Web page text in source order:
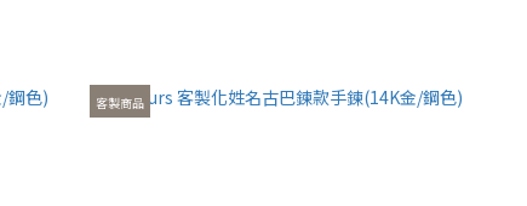
客製商品